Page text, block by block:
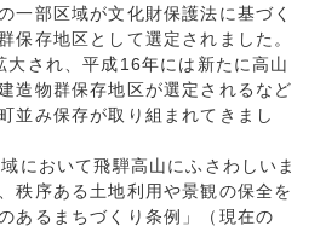
一部区域が文化財保護法に基づく
保存地区として選定されました。
大され、平成16年には新たに高山
造物群保存地区が選定されるなど
並み保存が取り組まれてきまし
において飛騨高山にふさわしいま
秩序ある土地利用や景観の保全を
あるまちづくり条例」（現在の